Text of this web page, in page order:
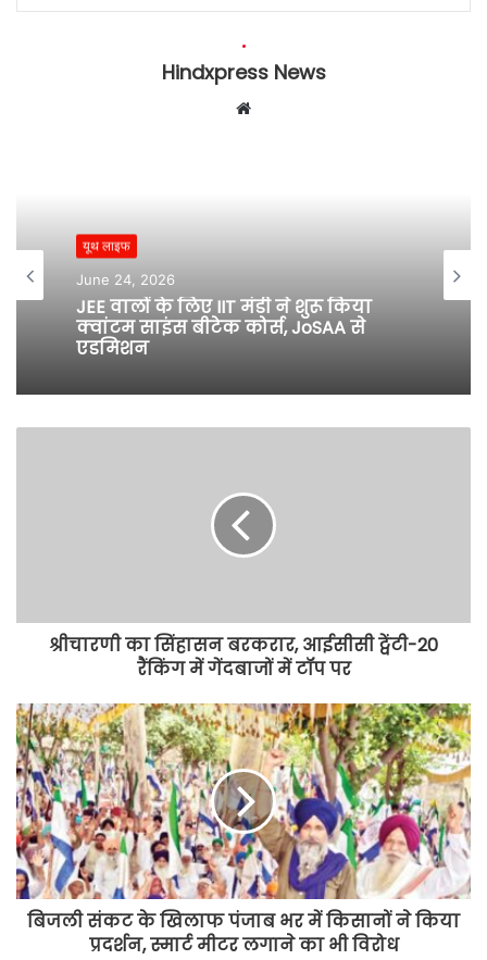
Hindxpress News
यूथ लाइफ
June 24, 2026
JEE वालों के लिए IIT मंडी ने शुरू किया
क्वांटम साइंस बीटेक कोर्स, JoSAA से
एडमिशन
श्रीचारणी का सिंहासन बरकरार, आईसीसी ट्वेंटी-20
रैंकिंग में गेंदबाजों में टॉप पर
बिजली संकट के खिलाफ पंजाब भर में किसानों ने किया
प्रदर्शन, स्मार्ट मीटर लगाने का भी विरोध